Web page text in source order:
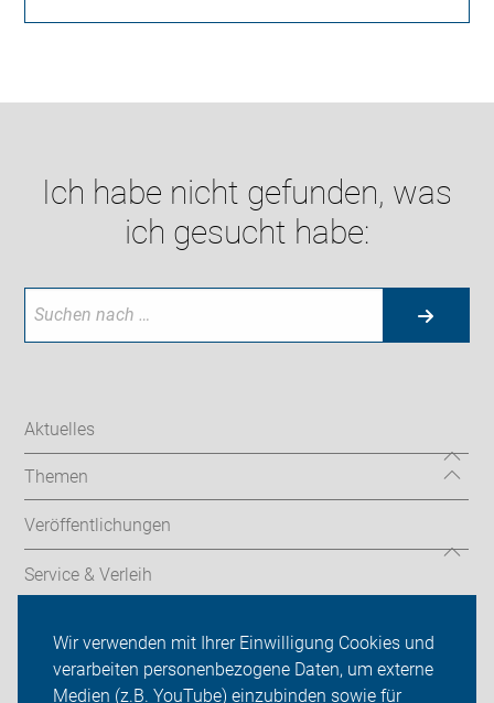
Wir verwenden mit Ihrer Einwilligung Cookies und
verarbeiten personenbezogene Daten, um externe
Medien (z.B. YouTube) einzubinden sowie für
Ich habe nicht gefunden, was
ich gesucht habe:
Aktuelles
Themen
Veröffentlichungen
Service & Verleih
ADFC Dortmund